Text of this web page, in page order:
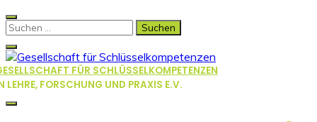
Skip
to
Suchen
FÜR SCHLÜSSELKOMPETENZEN
LEHRE, FORSCHUNG UND PRAXIS E.V.